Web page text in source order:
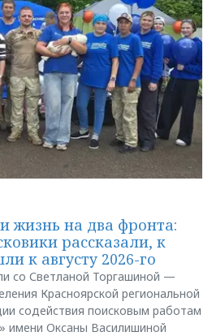
жизнь на два фронта:
рассказали, к
к августу 2026-го
со Светланой Торгашиной —
Красноярской региональной
содействия поисковым работам
имени Оксаны Василишиной